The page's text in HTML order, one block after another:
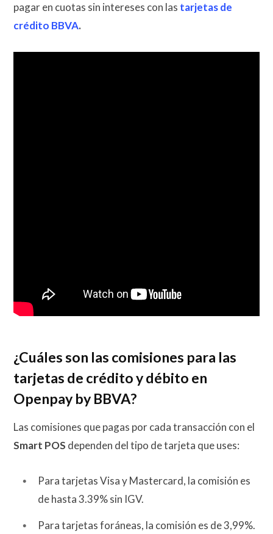
pagar en cuotas sin intereses con las tarjetas de
crédito BBVA.
¿Cuáles son las comisiones para las
tarjetas de crédito y débito en
Openpay by BBVA?
Las comisiones que pagas por cada transacción con el
Smart POS dependen del tipo de tarjeta que uses:
Para tarjetas Visa y Mastercard, la comisión es
de hasta 3.39% sin IGV.
Para tarjetas foráneas, la comisión es de 3,99%.